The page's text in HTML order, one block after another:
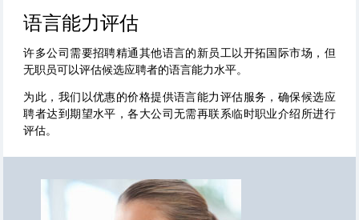
语言能力评估
许多公司需要招聘精通其他语言的新员工以开拓国际市场，但
无职员可以评估候选应聘者的语言能力水平。
为此，我们以优惠的价格提供语言能力评估服务，确保候选应
聘者达到期望水平，各大公司无需再联系临时职业介绍所进行
评估。